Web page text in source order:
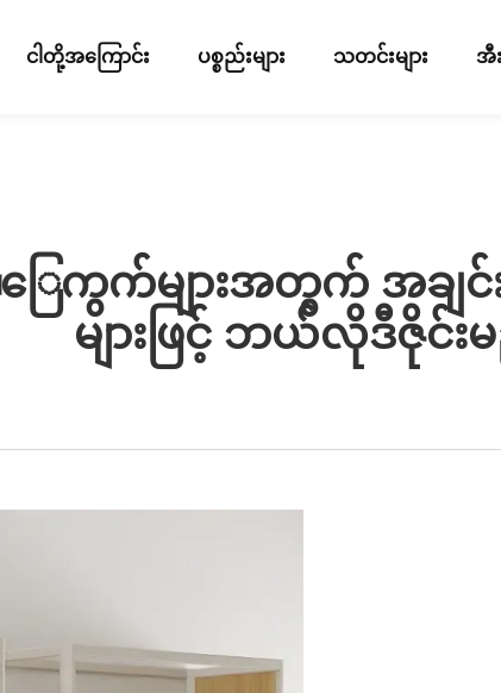
ငါတို့အကြောင်း ပစ္စည်းများ သတင်းများ အီ
ေကွက်များအတွက် အချင်း
များဖြင့် ဘယ်လိုဒီဇိုင်း